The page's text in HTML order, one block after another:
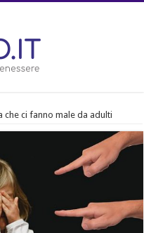
che ci fanno male da adulti